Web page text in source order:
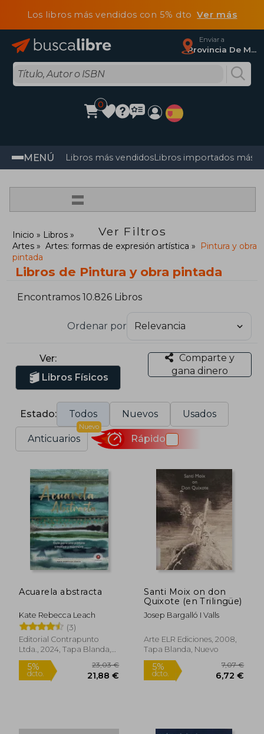
Los libros más vendidos con 5% dtoVer más
Enviar a
Provincia De Madrid
0
MENÚ Libros más vendidosLibros importados más
=
Ver Filtros
Inicio
Libros
Artes
Artes: formas de expresión artística
Pintura y obra
pintada
Libros de Pintura y obra pintada
Encontramos 10.826 Libros
Ordenar por
Ver:
Libros Físicos
Comparte y
gana dinero
Estado: Todos Nuevos Usados
Anticuarios
Nuevo
Rápido
Acuarela abstracta
Kate Rebecca Leach
(3)
Editorial Contrapunto
Ltda., 2024, Tapa Blanda,
Nuevo
Santi Moix on don
Quixote (en Trilingüe)
Josep Bargalló I Valls
Arte ELR Ediciones, 2008,
Tapa Blanda, Nuevo